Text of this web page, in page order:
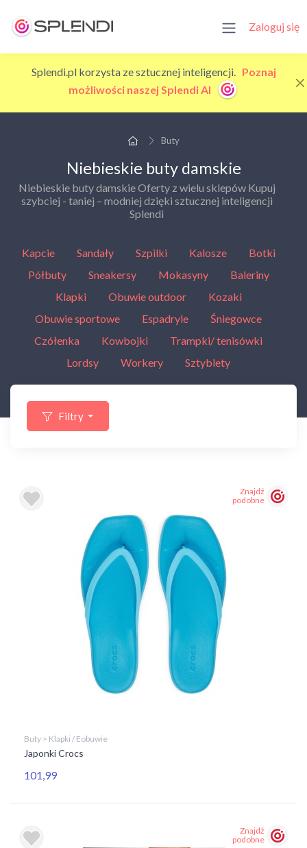
Zaloguj się
Splendi.pl korzysta ze sztucznej inteligencji. Poznaj
możliwości naszej Splendi AI
Buty
Niebieskie buty damskie
Niebieskie buty damskie Oferty z wielu sklepów Kupuj
szybciej - taniej – modniej dzięki sztucznej inteligencji
Splendi
Kapcie Sandały Szpilki Kalosze
Botki
Półbuty
Sneakersy Mokasyny
Baleriny
Klapki
Obuwie outdoor
Kozaki
Obuwie sportowe
Espadryle
Śniegowce
Czółenka
Kowbojki
Trampki/ tenisówki
Lordsy
Workery Sztyblety
Filtry
Znajdź
podobne
Buty > Klapki / Eobuwie
Japonki Crocs
101,99
Znajdź
podobne